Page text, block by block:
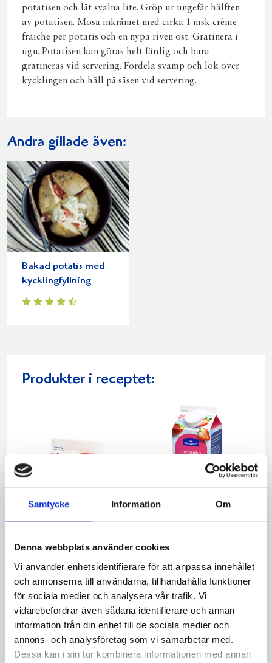
Samtycke Information Om
Denna webbplats använder cookies
Vi använder enhetsidentifierare för att anpassa innehållet
och annonserna till användarna, tillhandahålla funktioner
för sociala medier och analysera vår trafik. Vi
vidarebefordrar även sådana identifierare och annan
information från din enhet till de sociala medier och
annons- och analysföretag som vi samarbetar med.
Dessa kan i sin tur kombinera informationen med annan
potatisen och låt svalna lite. Gröp ur ungefär hälften
av potatisen. Mosa inkråmet med cirka 1 msk crème
fraiche per potatis och en nypa riven ost. Gratinera i
ugn. Potatisen kan göras helt färdig och bara
gratineras vid servering. Fördela svamp och lök över
kycklingen och häll på såsen vid servering.
Andra gillade även:
Bakad potatis med
kycklingfyllning
Produkter i receptet:
Mellanmjölk
1,5% laktosfri 3dl
Jordgubbsfil 2,7%
1000g